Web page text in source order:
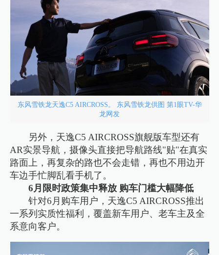
东风雪铁龙天逸C5 AIRCROSS。 东风雪铁龙供图 第1眼TV-华
龙网发
另外，天逸C5 AIRCROSS旗舰版车型还有
AR实景导航，摄像头直接把导航路线"贴"在真实
路面上，再复杂的路也不会走错，再也不用边开
车边手忙脚乱看手机了。
6月限时政策集中释放 购车门槛大幅降低
针对6月购车用户，天逸C5 AIRCROSS推出
一系列实质性福利，覆盖新车用户、老车主及全
系意向客户。